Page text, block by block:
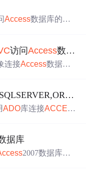
Access数据库的案
访问Access数据库
连接Access数据库
数据库（二）
ADO库连接ACCES
返回_RecordsetPtr
操作数据库记录和字
'缓存']
据库
2007数据库的